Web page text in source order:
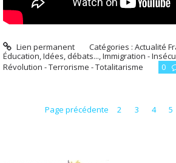
Lien permanent Catégories :Actualité
Éducation,Idées, débats...,Immigration -
Révolution - Terrorisme - Totalitarisme
0
Page précédente 2 3 4 5